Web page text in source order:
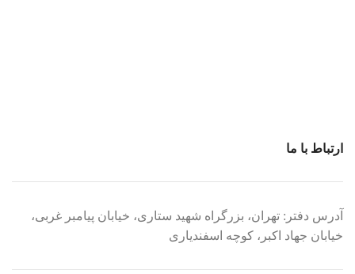
ارتباط با ما
آدرس دفتر: تهران، بزرگراه شهید ستاری، خیابان پیامبر غربی،
خیابان جهاد اکبر، کوچه اسفندیاری